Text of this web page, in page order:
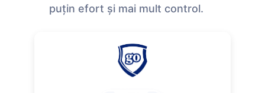
puțin efort și mai mult control.